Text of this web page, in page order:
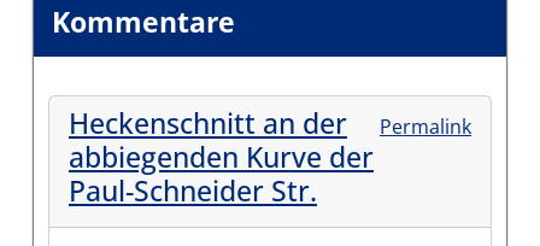
Kommentare
Heckenschnitt an der
abbiegenden Kurve der
Paul-Schneider Str.
Permalink